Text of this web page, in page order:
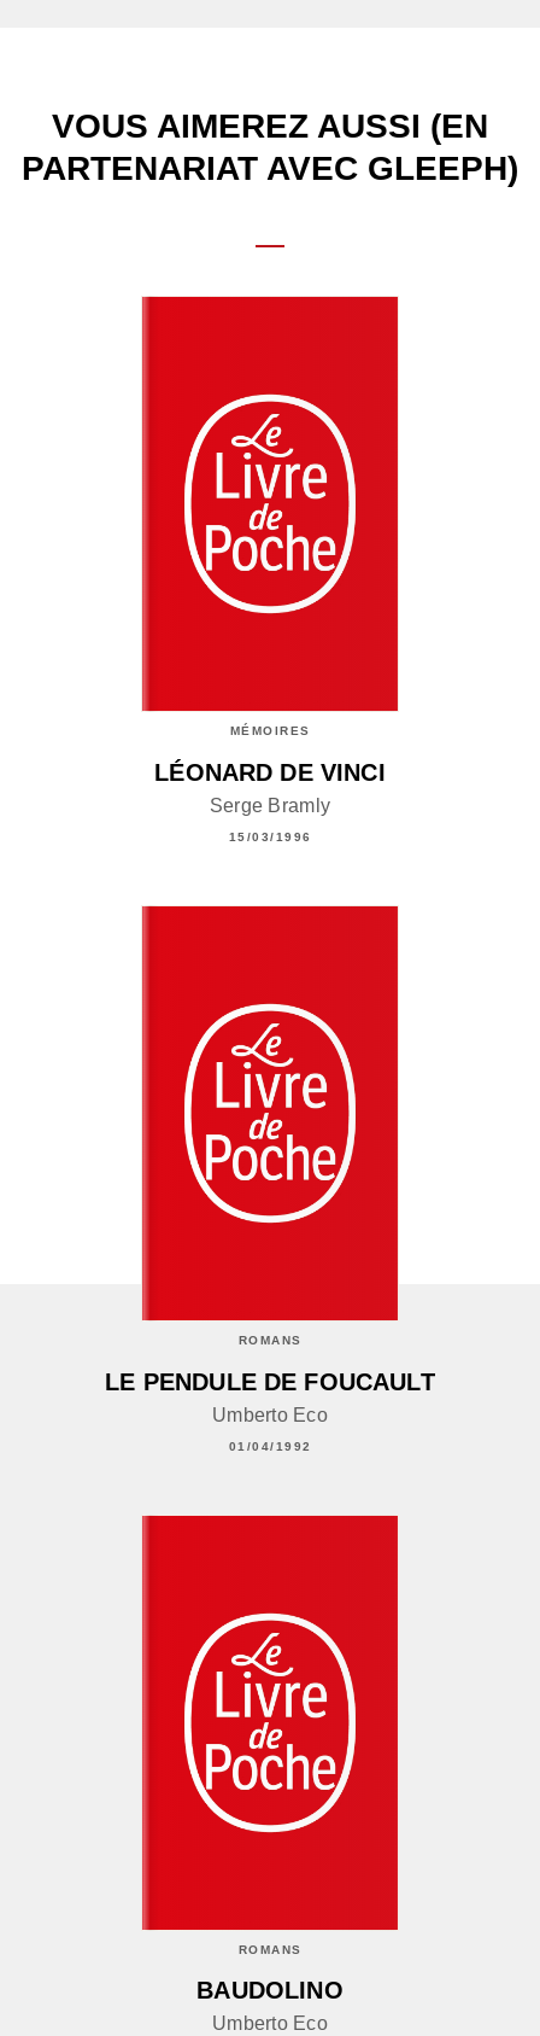
VOUS AIMEREZ AUSSI (EN
PARTENARIAT AVEC GLEEPH)
MÉMOIRES
LÉONARD DE VINCI
Serge Bramly
15/03/1996
ROMANS
LE PENDULE DE FOUCAULT
Umberto Eco
01/04/1992
ROMANS
BAUDOLINO
Umberto Eco